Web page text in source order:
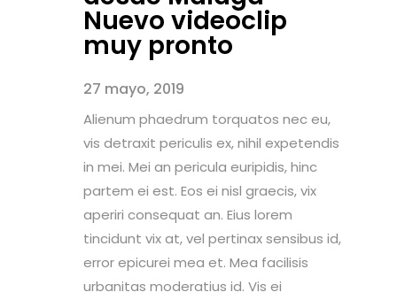
Nuevo videoclip
muy pronto
27 mayo, 2019
Alienum phaedrum torquatos nec eu,
vis detraxit periculis ex, nihil expetendis
in mei. Mei an pericula euripidis, hinc
partem ei est. Eos ei nisl graecis, vix
aperiri consequat an. Eius lorem
tincidunt vix at, vel pertinax sensibus id,
error epicurei mea et. Mea facilisis
urbanitas moderatius id. Vis ei